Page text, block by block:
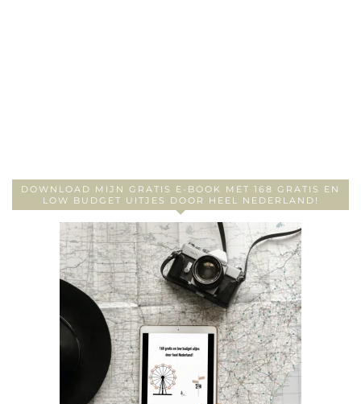
DOWNLOAD MIJN GRATIS E-BOOK MET 168 GRATIS EN
LOW BUDGET UITJES DOOR HEEL NEDERLAND!